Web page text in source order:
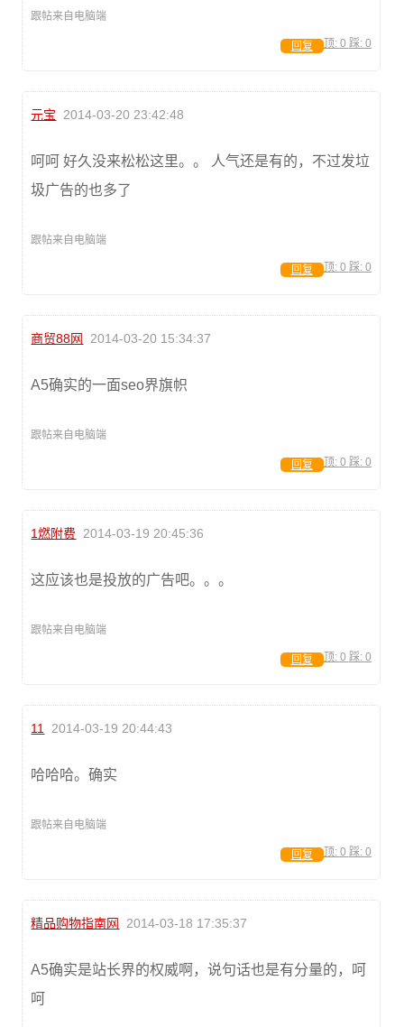
跟帖来自电脑端
顶: 0 踩: 0
回复
元宝 2014-03-20 23:42:48
呵呵 好久没来松松这里。。 人气还是有的，不过发垃
圾广告的也多了
跟帖来自电脑端
顶: 0 踩: 0
回复
商贸88网 2014-03-20 15:34:37
A5确实的一面seo界旗帜
跟帖来自电脑端
顶: 0 踩: 0
回复
1燃附费 2014-03-19 20:45:36
这应该也是投放的广告吧。。。
跟帖来自电脑端
顶: 0 踩: 0
回复
11 2014-03-19 20:44:43
哈哈哈。确实
跟帖来自电脑端
顶: 0 踩: 0
回复
精品购物指南网 2014-03-18 17:35:37
A5确实是站长界的权威啊，说句话也是有分量的，呵
呵